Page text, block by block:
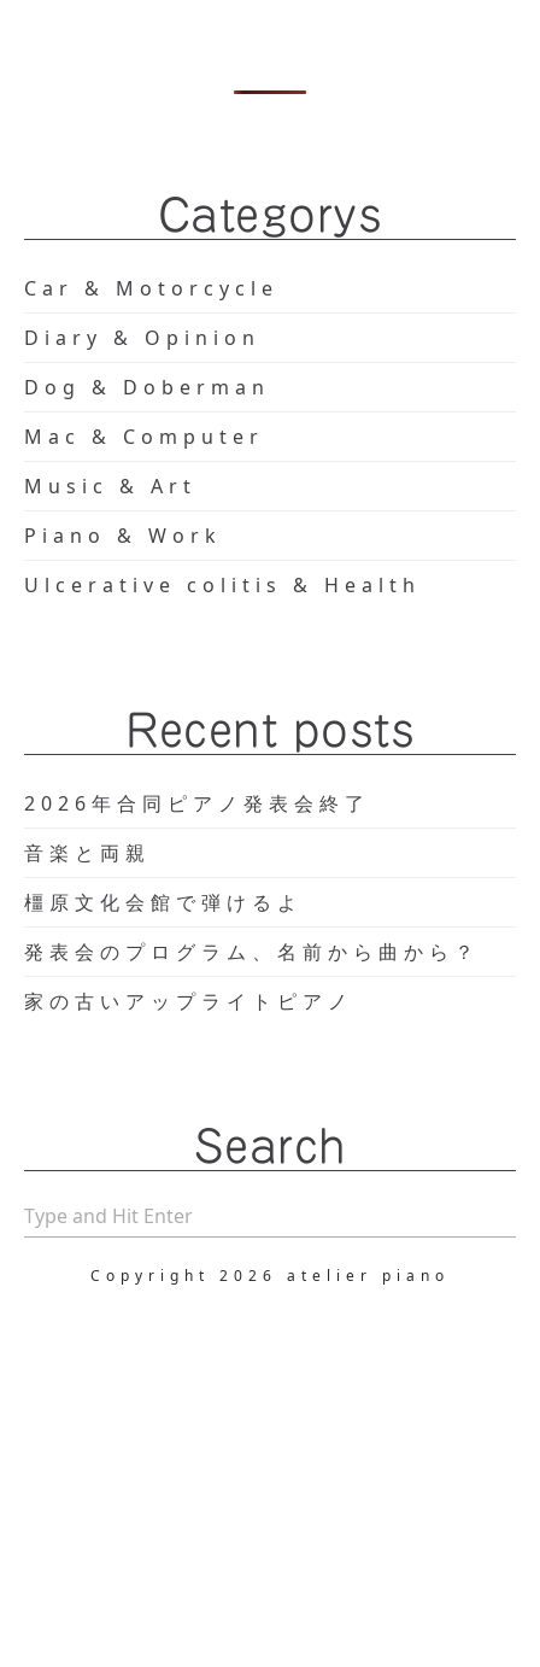
Categorys
Car & Motorcycle
Diary & Opinion
Dog & Doberman
Mac & Computer
Music & Art
Piano & Work
Ulcerative colitis & Health
Recent posts
2026年合同ピアノ発表会終了
音楽と両親
橿原文化会館で弾けるよ
発表会のプログラム、名前から曲から？
家の古いアップライトピアノ
Search
Copyright 2026 atelier piano